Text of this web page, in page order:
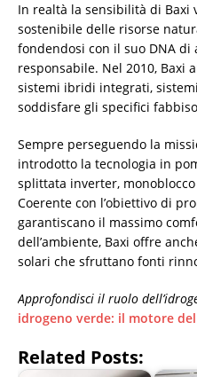
In realtà la sensibilità di Baxi
sostenibile delle risorse
fondendosi con il suo DNA di
responsabile. Nel 2010, Baxi
sistemi ibridi integrati,
soddisfare gli specifici
Sempre perseguendo la
introdotto la tecnologia in
splittata inverter,
Coerente con l’obiettivo di
garantiscano il massimo
dell’ambiente, Baxi offre
solari che sfruttano fonti
Approfondisci il ruolo
idrogeno verde: il motore
Related Posts: